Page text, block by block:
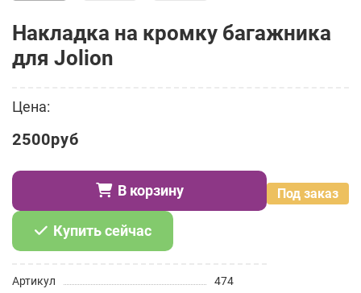
Накладка на кромку багажника
для Jolion
Цена:
2500руб
Под заказ
В корзину
Купить сейчас
Артикул
474